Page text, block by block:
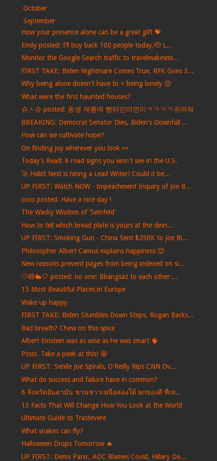
October
September
How your presence alone can be a great gift 💝
Emily posted: I’ll buy back 100 people today.🫡 L...
Monitor the Google Search traffic to travelmakesmi...
FIRST TAKE: Biden Nightmare Comes True, RFK Goes 3...
Why being alone doesn't have to = being lonely 😌
What were the first haunted houses?
슈ㅅ슈 posted: 동생 재롱에 빵터진미연이ㅋㅋㅋㅋ귀여워
BREAKING: Democrat Senator Dies, Biden's Downfall ...
How can we cultivate hope?
On finding joy wherever you look 👀
Today's Read: 6 road signs you won't see in the U.S.
🚀 Habit Nest is hiring a Lead Writer! Could it be...
UP FIRST: Watch NOW - Impeachment Inquiry of Joe B...
coco posted: Have a nice day !
The Wacky Wisdom of 'Seinfeld'
How to tell which bread plate is yours at the dinn...
UP FIRST: Smoking Gun - China Sent $250K to Joe Bi...
Philosopher Albert Camus explains happiness 😊
New reasons prevent pages from being indexed on si...
🤍🧸🐇🤍 posted: no one: Bbangsaz to each other:...
15 Most Beautiful Places in Europe
Wake up happy
FIRST TAKE: Biden Stumbles Down Steps, Rogan Backs...
Bad breath? Chew on this spice
Albert Einstein was as wise as he was smart 🧠
Pssst. Take a peek at this! 🤩
UP FIRST: Senile Joe Spirals, O'Reilly Rips CNN Ov...
What do success and failure have in common?
6 จังหวัดอันดามัน ชวนชาวเหนือล่องใต้ ยกของดี ที่เท...
13 Facts That Will Change How You Look at the World
Ultimate Guide to Trastevere
What snakes can fly?
Halloween Drops Tomorrow 🔥
UP FIRST: Dems Panic, AOC Blames Covid, Hillary De...